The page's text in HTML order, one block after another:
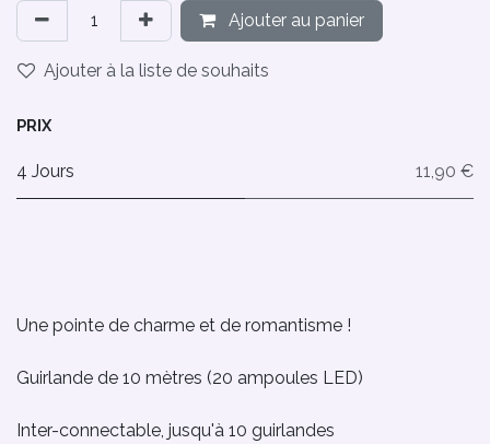
Ajouter au panier
Ajouter à la liste de souhaits
PRIX
4 Jours 11,90 €
Une pointe de charme et de romantisme !
Guirlande de 10 mètres (20 ampoules LED)
Inter-connectable, jusqu'à 10 guirlandes